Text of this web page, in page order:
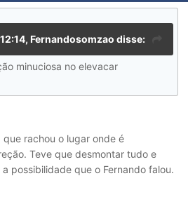
Fernandosomzao disse:
minuciosa no elevacar
rachou o lugar onde é
Teve que desmontar tudo e
possibilidade que o Fernando falou.